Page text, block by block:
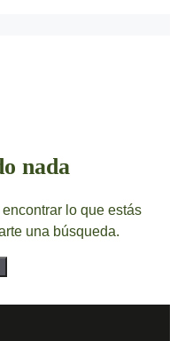
nada
lo que estás
una búsqueda.